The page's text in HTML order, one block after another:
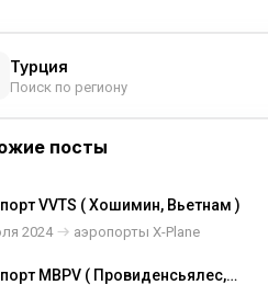
Турция
Поиск по региону
посты
VVTS ( Хошимин, Вьетнам )
2024 аэропорты X-Plane
MBPV ( Провиденсьялес,